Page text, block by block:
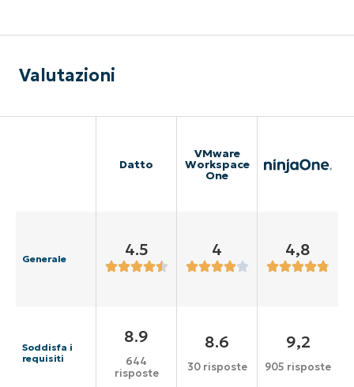
Valutazioni
Datto
VMware
Workspace
One
Generale 4.5 4 4,8
Soddisfa i
requisiti
8.9
644
risposte
8.6
30 risposte
9,2
905 risposte